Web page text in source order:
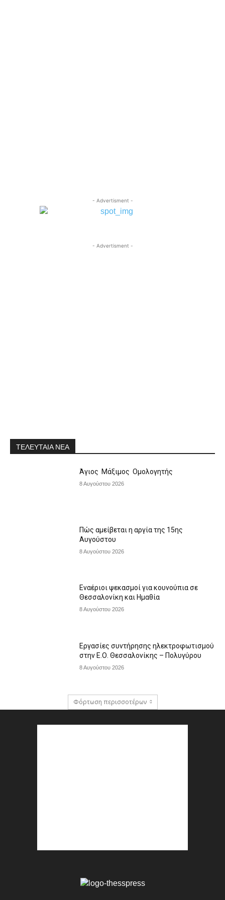
- Advertisment -
- Advertisment -
ΤΕΛΕΥΤΑΙΑ ΝΕΑ
Άγιος Μάξιμος Ομολογητής
8 Αυγούστου 2026
Πώς αμείβεται η αργία της 15ης
Αυγούστου
8 Αυγούστου 2026
Εναέριοι ψεκασμοί για κουνούπια σε
Θεσσαλονίκη και Ημαθία
8 Αυγούστου 2026
Εργασίες συντήρησης ηλεκτροφωτισμού
στην Ε.Ο. Θεσσαλονίκης – Πολυγύρου
8 Αυγούστου 2026
Φόρτωση περισσοτέρων